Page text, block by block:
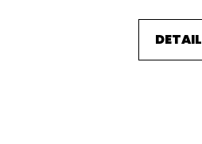
DETAIL